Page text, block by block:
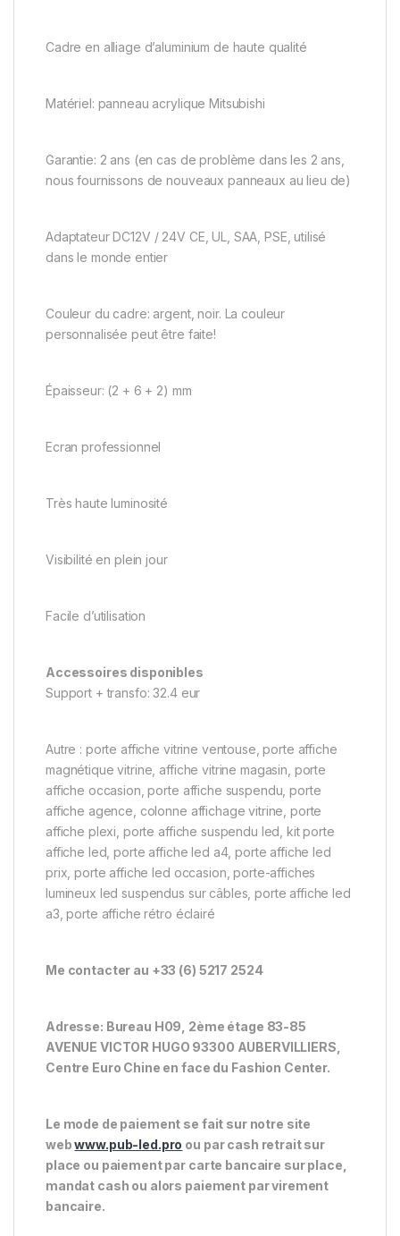
Cadre en alliage d’aluminium de haute qualité
Matériel: panneau acrylique Mitsubishi
Garantie: 2 ans (en cas de problème dans les 2 ans,
nous fournissons de nouveaux panneaux au lieu de)
Adaptateur DC12V / 24V CE, UL, SAA, PSE, utilisé
dans le monde entier
Couleur du cadre: argent, noir. La couleur
personnalisée peut être faite!
Épaisseur: (2 + 6 + 2) mm
Ecran professionnel
Très haute luminosité
Visibilité en plein jour
Facile d’utilisation
Accessoires disponibles
Support + transfo: 32.4 eur
Autre : porte affiche vitrine ventouse, porte affiche
magnétique vitrine, affiche vitrine magasin, porte
affiche occasion, porte affiche suspendu, porte
affiche agence, colonne affichage vitrine, porte
affiche plexi, porte affiche suspendu led, kit porte
affiche led, porte affiche led a4, porte affiche led
prix, porte affiche led occasion, porte-affiches
lumineux led suspendus sur câbles, porte affiche led
a3, porte affiche rétro éclairé
Me contacter au +33 (6) 5217 2524
Adresse: Bureau H09, 2ème étage 83-85
AVENUE VICTOR HUGO 93300 AUBERVILLIERS,
Centre Euro Chine en face du Fashion Center.
Le mode de paiement se fait sur notre site
webwww.pub-led.pro ou par cash retrait sur
place ou paiement par carte bancaire sur place,
mandat cash ou alors paiement par virement
bancaire.